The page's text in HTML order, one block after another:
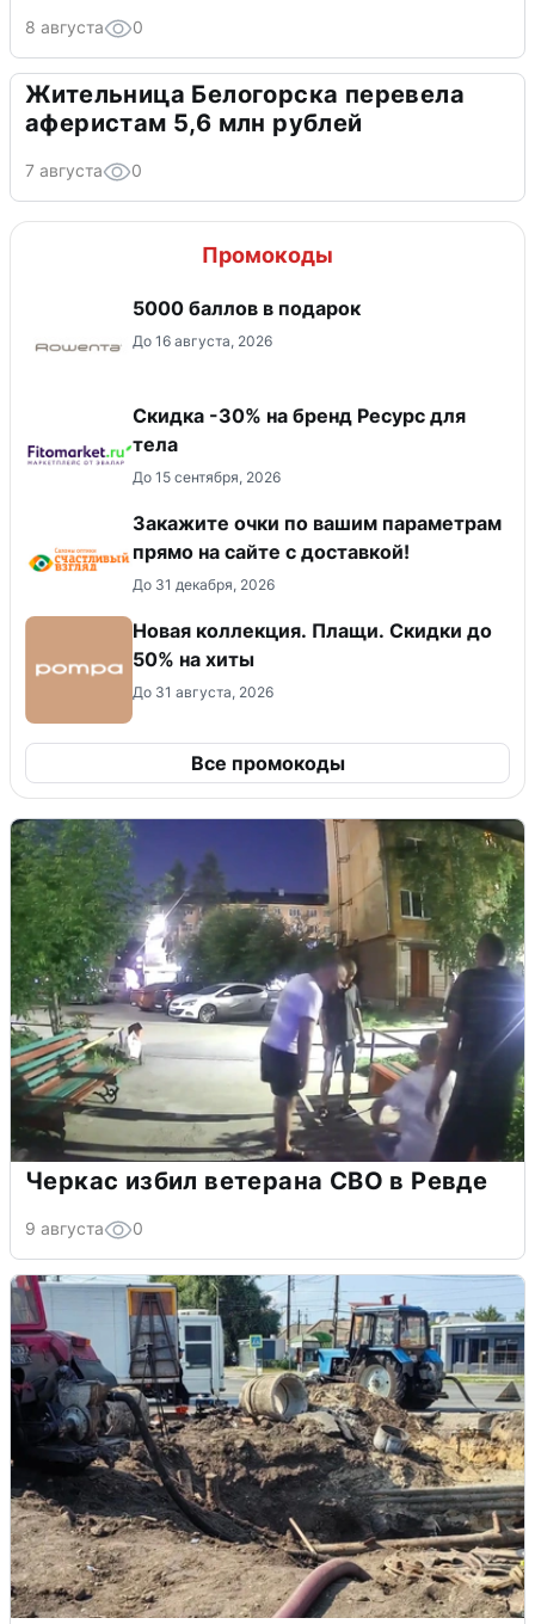
8 августа 0
Жительница Белогорска перевела
аферистам 5,6 млн рублей
7 августа 0
Промокоды
5000 баллов в подарок
До 16 августа, 2026
Скидка -30% на бренд Ресурс для
тела
До 15 сентября, 2026
Закажите очки по вашим параметрам
прямо на сайте с доставкой!
До 31 декабря, 2026
Новая коллекция. Плащи. Скидки до
50% на хиты
До 31 августа, 2026
Все промокоды
Черкас избил ветерана СВО в Ревде
9 августа 0